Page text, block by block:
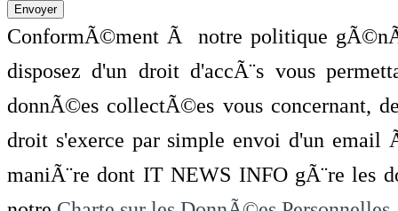
ConformÃ©ment Ã notre politique
disposez d'un droit d'accÃ¨s vous
donnÃ©es collectÃ©es vous concernant,
droit s'exerce par simple envoi d'un
maniÃ¨re dont IT NEWS INFO gÃ¨re les